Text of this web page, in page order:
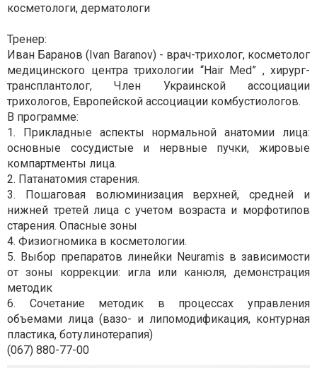
косметологи, дерматологи
Тренер:
Иван Баранов (Ivan Baranov) - врач-трихолог, косметолог
медицинского центра трихологии “Hair Med” , хирург-
трансплантолог, Член Украинской ассоциации
трихологов, Европейской ассоциации комбустиологов.
В программе:
1. Прикладные аспекты нормальной анатомии лица:
основные сосудистые и нервные пучки, жировые
компартменты лица.
2. Патанатомия старения.
3. Пошаговая волюминизация верхней, средней и
нижней третей лица c учетом возраста и морфотипов
старения. Опасные зоны
4. Физиогномика в косметологии.
5. Выбор препаратов линейки Neuramis в зависимости
от зоны коррекции: игла или канюля, демонстрация
методик
6. Сочетание методик в процессах управления
объемами лица (вазо- и липомодификация, контурная
пластика, ботулинотерапия)
(067) 880-77-00